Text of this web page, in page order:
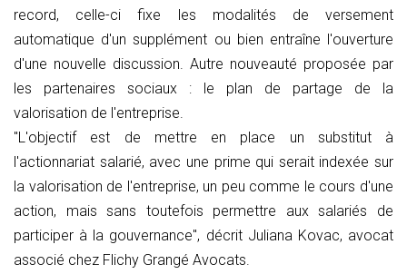
record, celle-ci fixe les modalités de versement
automatique d'un supplément ou bien entraîne l'ouverture
d'une nouvelle discussion. Autre nouveauté proposée par
les partenaires sociaux : le plan de partage de la
valorisation de l'entreprise.
"L'objectif est de mettre en place un substitut à
l'actionnariat salarié, avec une prime qui serait indexée sur
la valorisation de l'entreprise, un peu comme le cours d'une
action, mais sans toutefois permettre aux salariés de
participer à la gouvernance", décrit Juliana Kovac, avocat
associé chez Flichy Grangé Avocats.